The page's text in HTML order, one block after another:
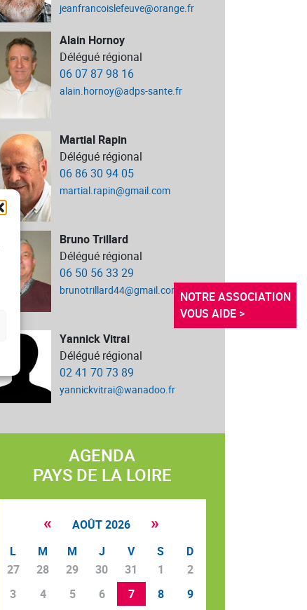
jeanfrancoislefeuve@orange.fr
Alain Hornoy
Délégué régional
06 07 87 98 16
alain.hornoy@adps-sante.fr
Martial Rapin
Délégué régional
06 86 30 94 05
martial.rapin@gmail.com
Bruno Trillard
Délégué régional
06 50 56 33 29
brunotrillard44@gmail.com
Yannick Vitrai
Délégué régional
02 41 70 73 89
yannickvitrai@wanadoo.fr
AGENDA
PAYS DE LA LOIRE
« AOÛT 2026 »
L M M J V S
D
27
28 29 30 31 1
2
3
4 5 6 7 8
9
NOTRE ASSOCIATION
VOUS AIDE >